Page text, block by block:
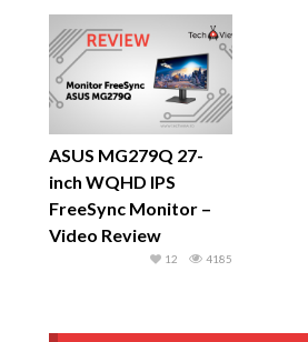
ASUS MG279Q 27-
inch WQHD IPS
FreeSync Monitor –
Video Review
4185
12